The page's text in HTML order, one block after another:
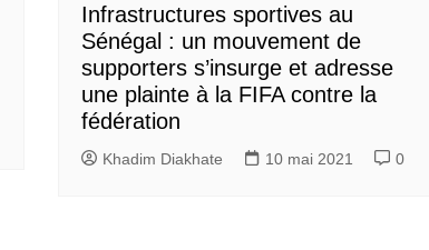
Infrastructures sportives au
Sénégal : un mouvement de
supporters s’insurge et adresse
une plainte à la FIFA contre la
fédération
Khadim Diakhate 10 mai 2021 0